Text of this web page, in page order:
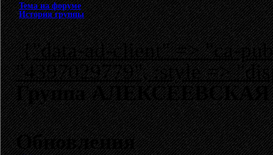
Тема на форуме
История группы
{"data-ad-client" => "ca-
"4397029779", :style =>
Группа АЛЕКСЕЕВСКАЯ
Обновления